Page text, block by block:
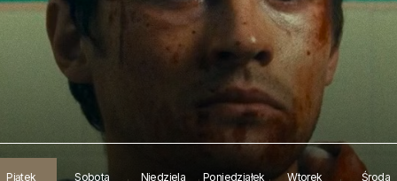
Piątek Sobota Niedziela Poniedziałek Wtorek Środa